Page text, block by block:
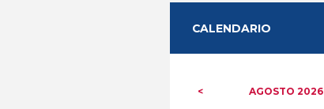
CALENDARIO
AGOSTO2026